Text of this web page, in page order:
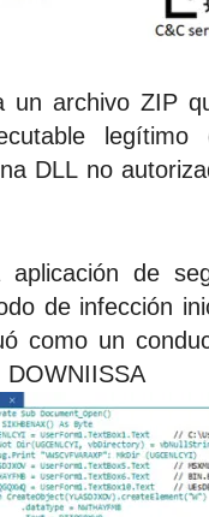
un archivo ZIP
DLL no
de
de infección
como un